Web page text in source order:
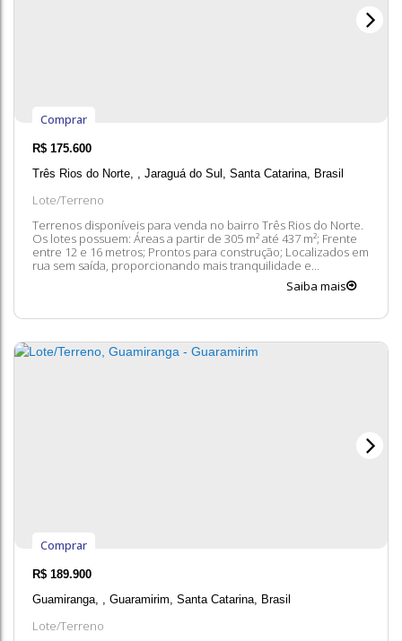
Lote/Terreno
R$ 175.600
Três Rios do Norte
Jaraguá do Sul Santa Catarina Brasil
Terrenos disponíveis para venda no bairro Três Rios do Norte.
Os lotes possuem: Áreas a partir de 305 m² até 437 m²; Frente
entre 12 e 16 metros; Prontos para construção; Localizados em
rua sem saída, proporcionando mais tranquilidade e
mais informações, ficaremos felizes em lhe atender. 😀 A
Comprar
Saiba mais
Lote/Terreno
R$ 189.900
Guamiranga
Guaramirim Santa Catarina Brasil
Comprar